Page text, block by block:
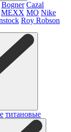
Bogner Cazal
MEXX MO Nike
Roy Robson
титановые